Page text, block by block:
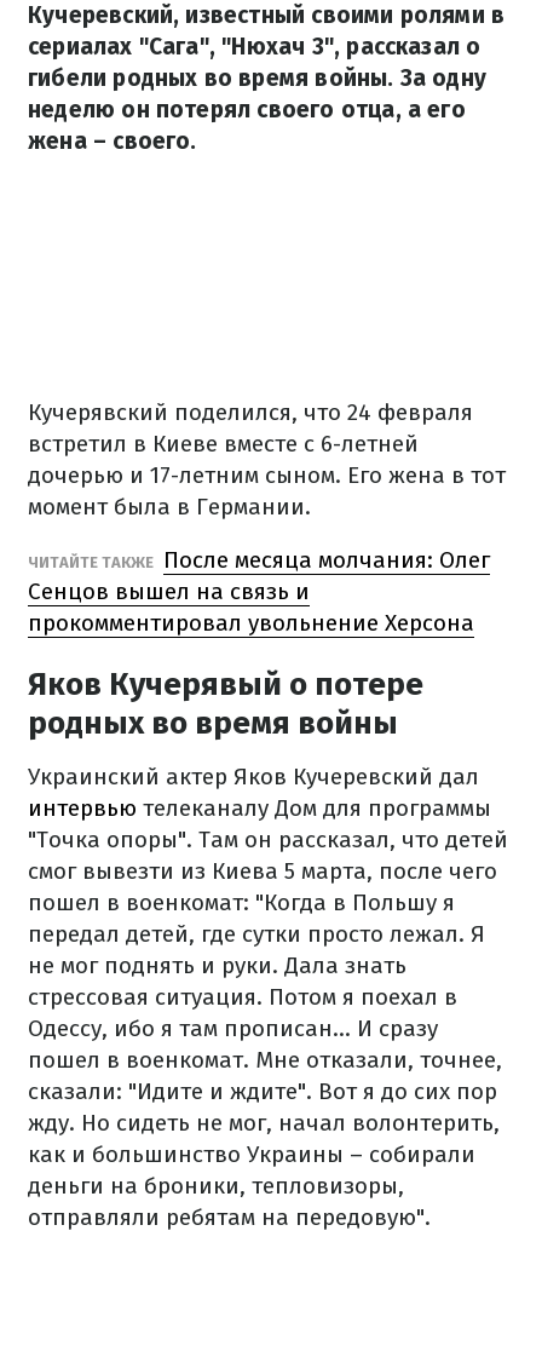
Кучеревский, известный своими ролями в
сериалах "Сага", "Нюхач 3", рассказал о
гибели родных во время войны. За одну
неделю он потерял своего отца, а его
жена – своего.
Кучерявский поделился, что 24 февраля
встретил в Киеве вместе с 6-летней
дочерью и 17-летним сыном. Его жена в тот
момент была в Германии.
ЧИТАЙТЕ ТАКЖЕ
После месяца молчания: Олег
Сенцов вышел на связь и
прокомментировал увольнение Херсона
Яков Кучерявый о потере
родных во время войны
Украинский актер Яков Кучеревский дал
интервью телеканалу Дом для программы
"Точка опоры". Там он рассказал, что детей
смог вывезти из Киева 5 марта, после чего
пошел в военкомат: "Когда в Польшу я
передал детей, где сутки просто лежал. Я
не мог поднять и руки. Дала знать
стрессовая ситуация. Потом я поехал в
Одессу, ибо я там прописан... И сразу
пошел в военкомат. Мне отказали, точнее,
сказали: "Идите и ждите". Вот я до сих пор
жду. Но сидеть не мог, начал волонтерить,
как и большинство Украины – собирали
деньги на броники, тепловизоры,
отправляли ребятам на передовую".